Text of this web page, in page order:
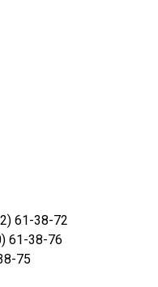
61-38-72
61-38-76
75